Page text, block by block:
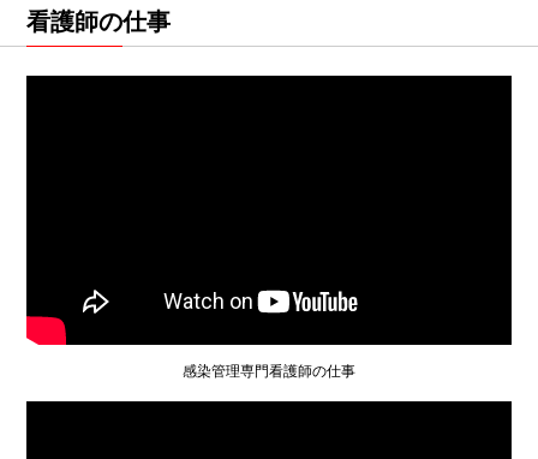
看護師の仕事
感染管理専門看護師の仕事